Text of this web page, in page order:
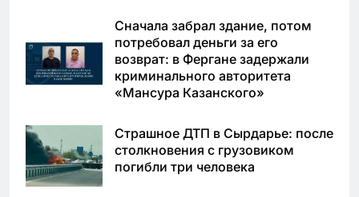
Сначала забрал здание, потом
потребовал деньги за его
возврат: в Фергане задержали
криминального авторитета
«Мансура Казанского»
Страшное ДТП в Сырдарье: после
столкновения с грузовиком
погибли три человека